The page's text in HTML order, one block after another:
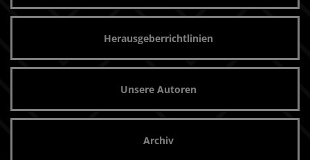
Herausgeberrichtlinien
Unsere Autoren
Archiv